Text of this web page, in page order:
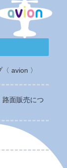
avion 〉
路面販売につ